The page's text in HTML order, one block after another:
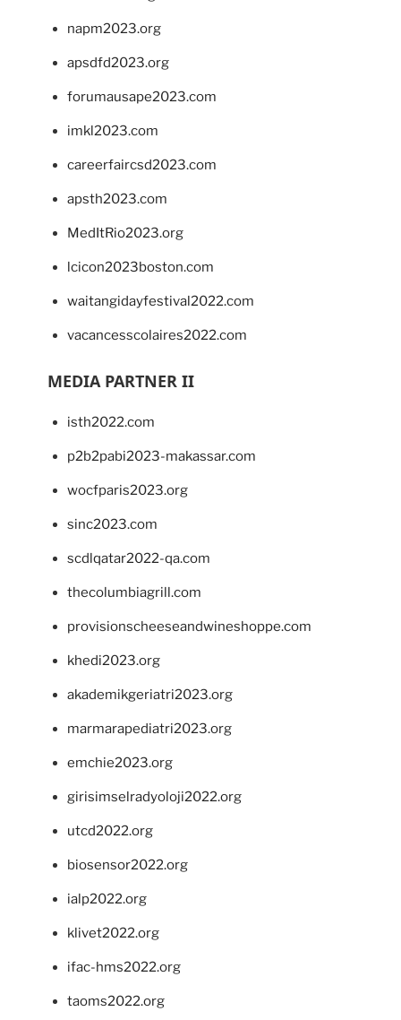
napm2023.org
apsdfd2023.org
forumausape2023.com
imkl2023.com
careerfaircsd2023.com
apsth2023.com
MedItRio2023.org
lcicon2023boston.com
waitangidayfestival2022.com
vacancesscolaires2022.com
MEDIA PARTNER II
isth2022.com
p2b2pabi2023-makassar.com
wocfparis2023.org
sinc2023.com
scdlqatar2022-qa.com
thecolumbiagrill.com
provisionscheeseandwineshoppe.com
khedi2023.org
akademikgeriatri2023.org
marmarapediatri2023.org
emchie2023.org
girisimselradyoloji2022.org
utcd2022.org
biosensor2022.org
ialp2022.org
klivet2022.org
ifac-hms2022.org
taoms2022.org